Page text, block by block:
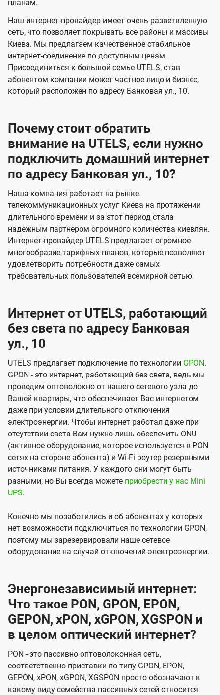
н
и
я
н
и
я
планам.
Наш интернет-провайдер имеет очень разветвленную
сеть, что позволяет покрывать все районы и массивы
Киева. Мы предлагаем качественное стабильное
интернет-соединение по доступным ценам.
Присоединиться к большой семье UTELS, став
абонентом компании может частное лицо и бизнес,
который расположен по адресу Банковая ул., 10.
Почему стоит обратить
внимание на UTELS, если нужно
подключить домашний интернет
по адресу Банковая ул., 10?
Наша компания работает на рынке
телекоммуникационных услуг Киева на протяжении
длительного времени и за этот период стала
надежным партнером огромного количества киевлян.
Интернет-провайдер UTELS предлагает огромное
многообразие тарифных планов, которые позволяют
удовлетворить потребности даже самых
требовательных пользователей всемирной сетью.
Интернет от UTELS, работающий
без света по адресу Банковая
ул., 10
UTELS предлагает подключение по технологии GPON.
GPON - это интернет, работающий без света, ведь мы
проводим оптоволокно от нашего сетевого узла до
Вашей квартиры, что обеспечивает Вас интернетом
даже при условии длительного отключения
электроэнергии. Чтобы интернет работал даже при
отсутствии света Вам нужно лишь обеспечить ONU
(активное оборудование, которое используется в PON
сетях на стороне абонента) и Wi-Fi роутер резервными
источниками питания. У каждого они могут быть
разными, но Вы всегда можете приобрести у нас Mini
UPS.
Конечно мы позаботились и об абонентах у которых
нет возможности подключиться по технологии GPON,
поэтому мы зарезервировали наше сетевое
оборудование на случай отключений электроэнергии.
Энергонезависимый интернет:
Что такое PON, GPON, EPON,
GEPON, xPON, xGPON, XGSPON и
в целом оптический интернет?
PON - это пассивно оптоволоконная сеть,
соответственно приставки по типу GPON, EPON,
GEPON, xPON, xGPON, XGSPON просто обозначают к
какому виду семейства пассивных сетей относится